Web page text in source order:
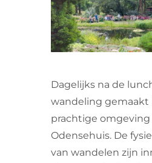
ORGANISATIE
VRIJWILLIGERS &
Dagelijks na de
wandeling gemaakt
prachtige omgeving
Odensehuis. De
van wandelen zijn